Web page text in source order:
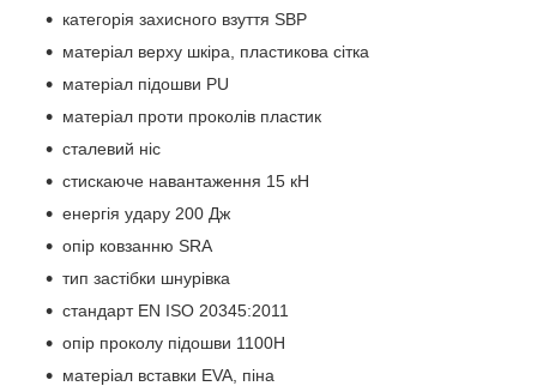
категорія захисного взуття SBP
матеріал верху шкіра, пластикова сітка
матеріал підошви PU
матеріал проти проколів пластик
сталевий ніс
стискаюче навантаження 15 кН
енергія удару 200 Дж
опір ковзанню SRA
тип застібки шнурівка
стандарт EN ISO 20345:2011
опір проколу підошви 1100Н
матеріал вставки EVA, піна